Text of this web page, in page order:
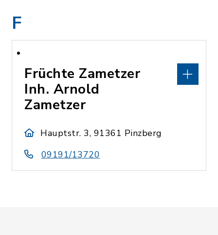
F
Früchte Zametzer
Inh. Arnold
Zametzer
Hauptstr. 3, 91361 Pinzberg
09191/13720